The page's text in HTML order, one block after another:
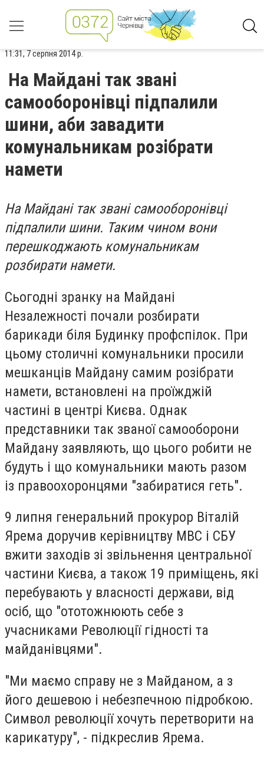
11:31, 7 серпня 2014 р.
На Майдані так звані
самооборонівці підпалили
шини, аби завадити
комунальникам розібрати
намети
На Майдані так звані самооборонівці
підпалили шини. Таким чином вони
перешкоджають комунальникам
розбирати намети.
Сьогодні зранку на Майдані
Незалежності почали розбирати
барикади біля Будинку профспілок. При
цьому столичні комунальники просили
мешканців Майдану самим розібрати
намети, встановлені на проїжджій
частині в центрі Києва. Однак
представники так званої самооборони
Майдану заявляють, що цього робити не
будуть і що комунальники мають разом
із правоохоронцями "забиратися геть".
9 липня генеральний прокурор Віталій
Ярема доручив керівництву МВС і СБУ
вжити заходів зі звільнення центральної
частини Києва, а також 19 приміщень, які
перебувають у власності держави, від
осіб, що "ототожнюють себе з
учасниками Революції гідності та
майданівцями".
"Ми маємо справу не з Майданом, а з
його дешевою і небезпечною підробкою.
Символ революції хочуть перетворити на
карикатуру", - підкреслив Ярема.